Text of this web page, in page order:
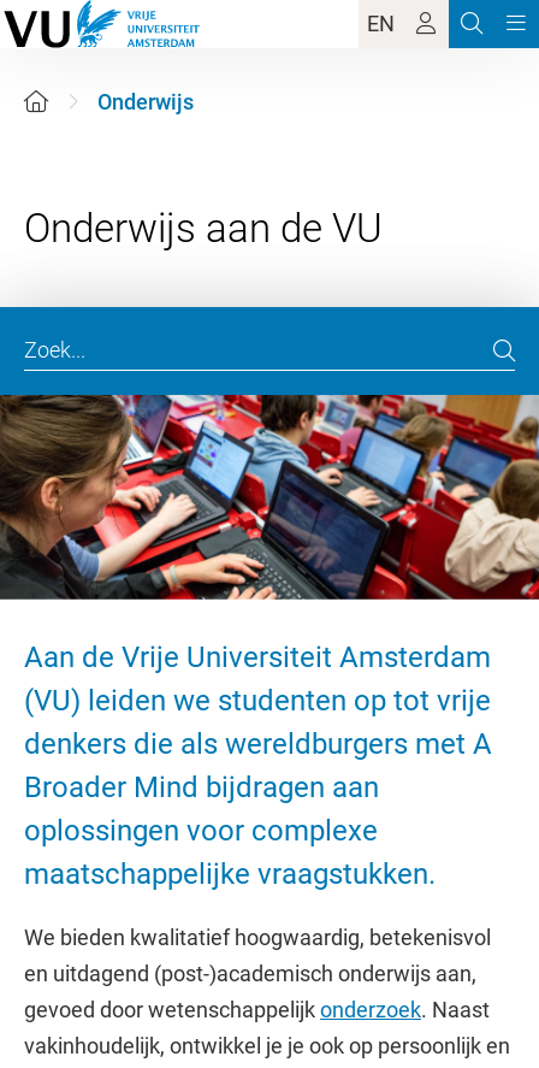
EN
Onderwijs
Aan de Vrije Universiteit Amsterdam
(VU) leiden we studenten op tot vrije
denkers die als wereldburgers met A
Broader Mind bijdragen aan
oplossingen voor complexe
maatschappelijke vraagstukken.
We bieden kwalitatief hoogwaardig, betekenisvol
en uitdagend (post-)academisch onderwijs aan,
gevoed door wetenschappelijkonderzoek. Naast
vakinhoudelijk, ontwikkel je je ook op persoonlijk en